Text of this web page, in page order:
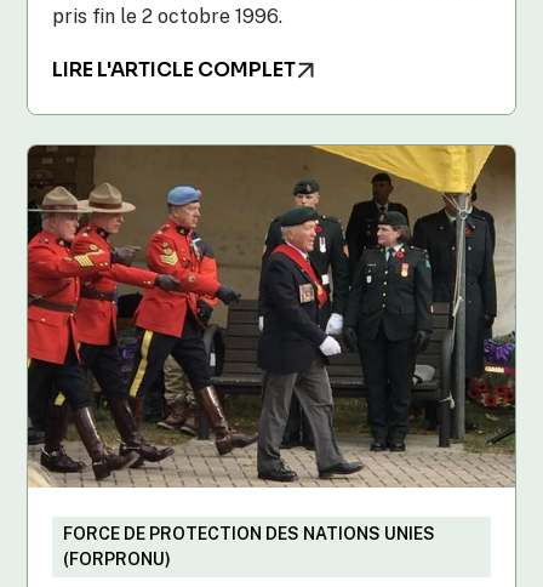
pris fin le 2 octobre 1996.
LIRE L'ARTICLE COMPLET
FORCE DE PROTECTION DES NATIONS UNIES
(FORPRONU)